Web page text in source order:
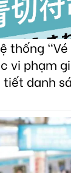
thống
vi phạm
danh